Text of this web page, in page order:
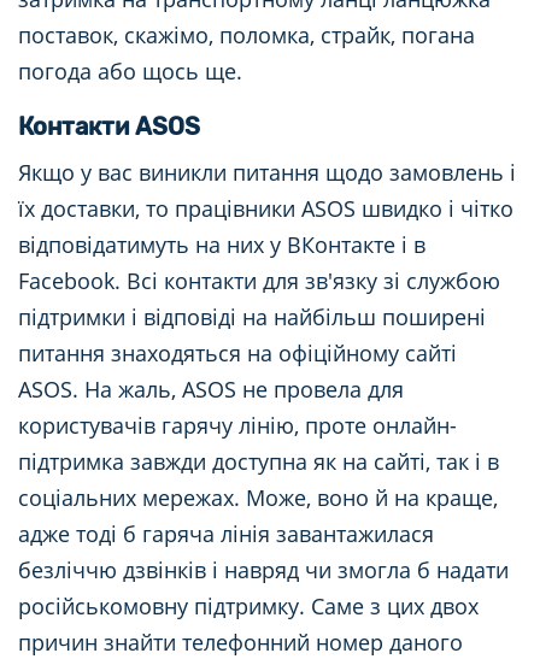
поставок, скажімо, поломка, страйк, погана
погода або щось ще.
Контакти ASOS
Якщо у вас виникли питання щодо замовлень і
їх доставки, то працівники ASOS швидко і чітко
відповідатимуть на них у ВКонтакте і в
Facebook. Всі контакти для зв'язку зі службою
підтримки і відповіді на найбільш поширені
питання знаходяться на офіційному сайті
ASOS. На жаль, ASOS не провела для
користувачів гарячу лінію, проте онлайн-
підтримка завжди доступна як на сайті, так і в
соціальних мережах. Може, воно й на краще,
адже тоді б гаряча лінія завантажилася
безліччю дзвінків і навряд чи змогла б надати
російськомовну підтримку. Саме з цих двох
причин знайти телефонний номер даного